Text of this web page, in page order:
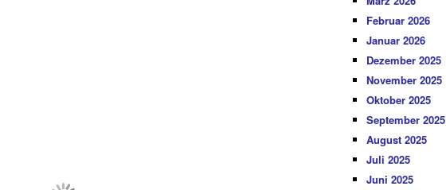
Februar 2026
Januar 2026
Dezember 2025
November 2025
Oktober 2025
September 2025
August 2025
Juli 2025
Juni 2025